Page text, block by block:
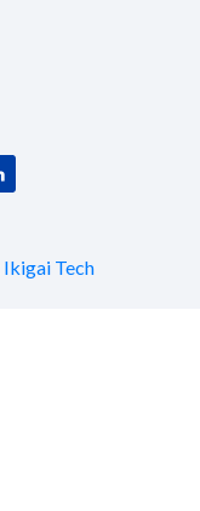
Ikigai Tech